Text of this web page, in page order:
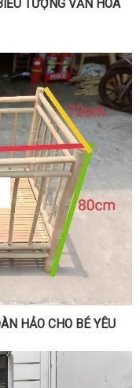
TƯỢNG VĂN HÓA
HẢO CHO BÉ YÊU